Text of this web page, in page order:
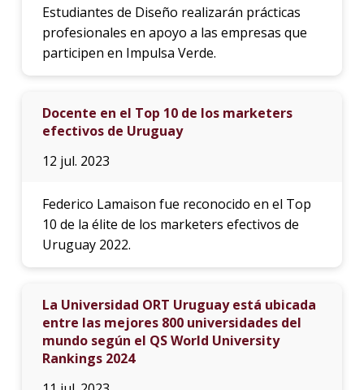
Estudiantes de Diseño realizarán prácticas
profesionales en apoyo a las empresas que
participen en Impulsa Verde.
Docente en el Top 10 de los marketers
efectivos de Uruguay
12 jul. 2023
Federico Lamaison fue reconocido en el Top
10 de la élite de los marketers efectivos de
Uruguay 2022.
La Universidad ORT Uruguay está ubicada
entre las mejores 800 universidades del
mundo según el QS World University
Rankings 2024